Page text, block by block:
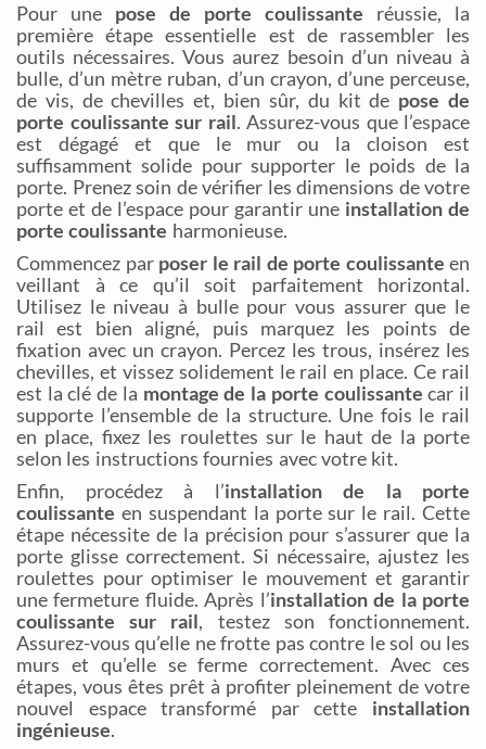
Pour une pose de porte coulissante réussie, la
première étape essentielle est de rassembler les
outils nécessaires. Vous aurez besoin d’un niveau à
bulle, d’un mètre ruban, d’un crayon, d’une perceuse,
de vis, de chevilles et, bien sûr, du kit de pose de
porte coulissante sur rail. Assurez-vous que l’espace
est dégagé et que le mur ou la cloison est
suffisamment solide pour supporter le poids de la
porte. Prenez soin de vérifier les dimensions de votre
porte et de l’espace pour garantir une installation de
porte coulissante harmonieuse.
Commencez par poser le rail de porte coulissante en
veillant à ce qu’il soit parfaitement horizontal.
Utilisez le niveau à bulle pour vous assurer que le
rail est bien aligné, puis marquez les points de
fixation avec un crayon. Percez les trous, insérez les
chevilles, et vissez solidement le rail en place. Ce rail
est la clé de la montage de la porte coulissante car il
supporte l’ensemble de la structure. Une fois le rail
en place, fixez les roulettes sur le haut de la porte
selon les instructions fournies avec votre kit.
Enfin, procédez à l’installation de la porte
coulissante en suspendant la porte sur le rail. Cette
étape nécessite de la précision pour s’assurer que la
porte glisse correctement. Si nécessaire, ajustez les
roulettes pour optimiser le mouvement et garantir
une fermeture fluide. Après l’installation de la porte
coulissante sur rail, testez son fonctionnement.
Assurez-vous qu’elle ne frotte pas contre le sol ou les
murs et qu’elle se ferme correctement. Avec ces
étapes, vous êtes prêt à profiter pleinement de votre
nouvel espace transformé par cette installation
ingénieuse.